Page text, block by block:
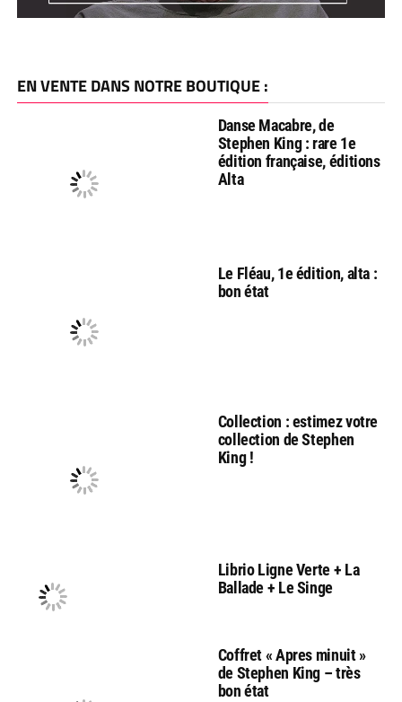
EN VENTE DANS NOTRE BOUTIQUE :
Danse Macabre, de
Stephen King : rare 1e
édition française, éditions
Alta
Le Fléau, 1e édition, alta :
bon état
Collection : estimez votre
collection de Stephen
King !
Librio Ligne Verte + La
Ballade + Le Singe
Coffret « Apres minuit »
de Stephen King – très
bon état